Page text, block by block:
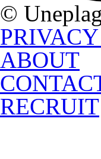
©
ABOUT
RECRUIT